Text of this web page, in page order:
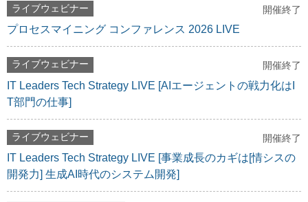
ライブウェビナー 開催終了
プロセスマイニング コンファレンス 2026 LIVE
ライブウェビナー 開催終了
IT Leaders Tech Strategy LIVE [AIエージェントの戦力化はI
T部門の仕事]
ライブウェビナー 開催終了
IT Leaders Tech Strategy LIVE [事業成長のカギは[情シスの
開発力] 生成AI時代のシステム開発]